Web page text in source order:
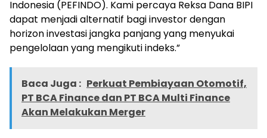
Indonesia (PEFINDO). Kami percaya Reksa Dana BIPI
dapat menjadi alternatif bagi investor dengan
horizon investasi jangka panjang yang menyukai
pengelolaan yang mengikuti indeks.”
Baca Juga : Perkuat Pembiayaan Otomotif,
PT BCA Finance dan PT BCA Multi Finance
Akan Melakukan Merger